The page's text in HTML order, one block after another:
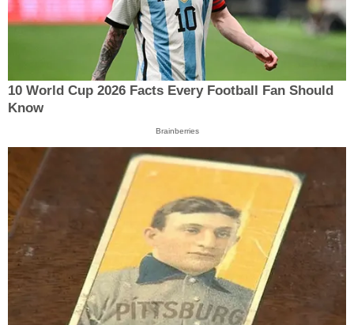
10 World Cup 2026 Facts Every Football Fan Should
Know
Brainberries